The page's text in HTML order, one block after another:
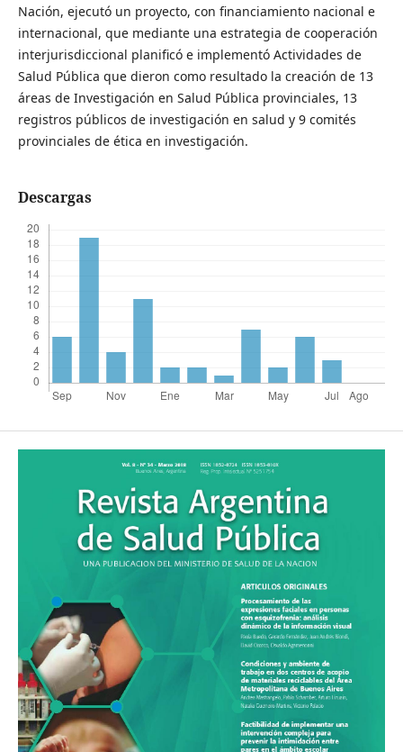
Nación, ejecutó un proyecto, con financiamiento nacional e
internacional, que mediante una estrategia de cooperación
interjurisdiccional planificó e implementó Actividades de
Salud Pública que dieron como resultado la creación de 13
áreas de Investigación en Salud Pública provinciales, 13
registros públicos de investigación en salud y 9 comités
provinciales de ética en investigación.
Descargas